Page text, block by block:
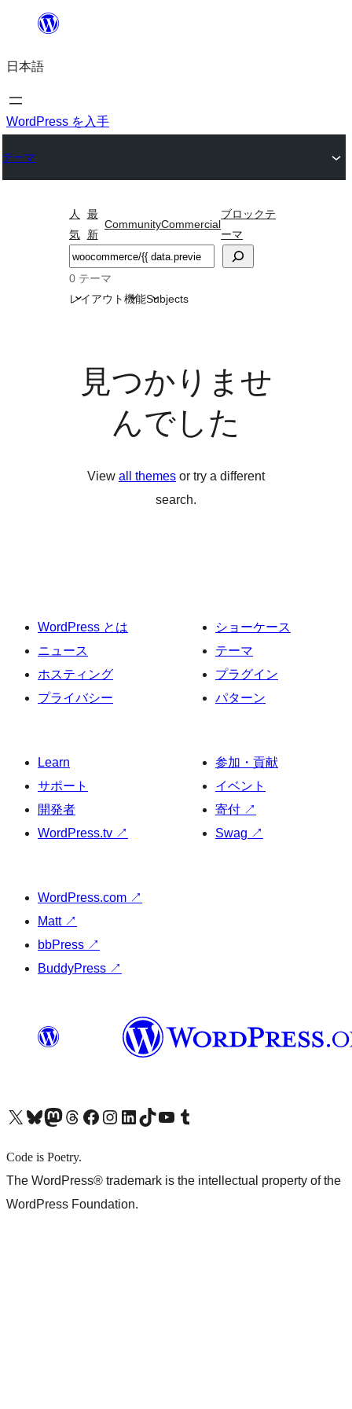
を
ス
キ
プ
日本語
WordPress を入手
テーマ
人
気
最
新
CommunityCommercial
ブロックテ
ーマ
検
索
0 テーマ
レイアウト機能Subjects
見つかりませ
んでした
View all themes or try a different
search.
WordPress とは
ニュース
ホスティング
プライバシー
ショーケース
テーマ
プラグイン
パターン
Learn
サポート
開発者
WordPress.tv ↗
参加・貢献
イベント
寄付 ↗
Swag ↗
WordPress.com ↗
Matt ↗
bbPress ↗
BuddyPress ↗
X (旧 Twitter) アカウントへBluesky アカウントへMastodon アカウントへThreads アカウントへ Facebook ページへInstagram アカウントへ LinkedIn アカウントへTikTok アカウントへYouTube チャンネルへ Tumblr アカウントへ
Code is Poetry.
The WordPress® trademark is the intellectual property of the
WordPress Foundation.